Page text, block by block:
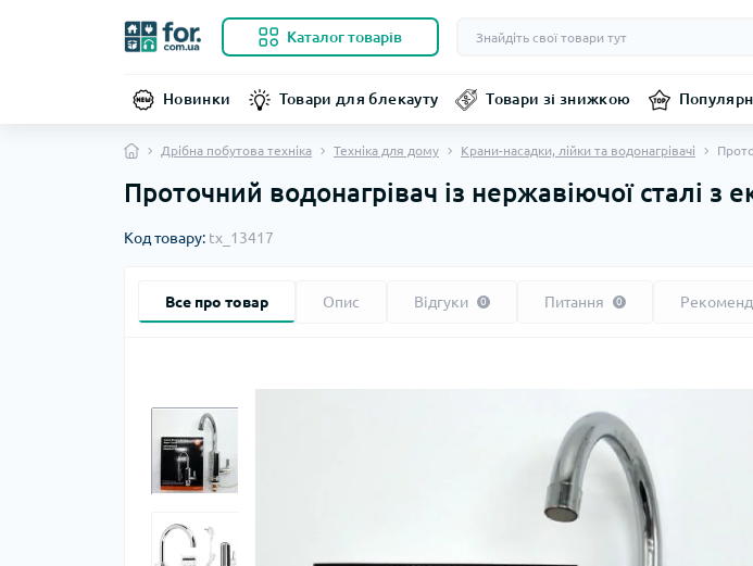
Каталог товарів
Новинки Товари для блекауту Товари зі знижкою
Дрібна побутова техніка Техніка для дому Крани-насадки, лійки та водонагрівачі
Проточний водонагрівач із нержавіючої сталі з
Код товару: tx_13417
Все про товар Опис Відгуки 0 Питання 0